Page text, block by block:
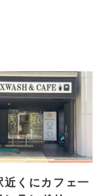
近くにカフェ一